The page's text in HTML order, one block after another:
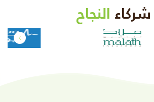
شركاء النجاح